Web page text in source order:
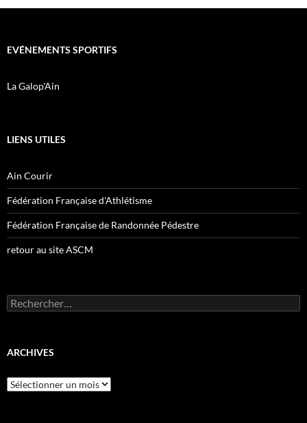
EVÉNEMENTS SPORTIFS
La Galop'Ain
LIENS UTILES
Ain Courir
Fédération Française d'Athlétisme
Fédération Française de Randonnée Pédestre
retour au site ASCM
Rechercher :
ARCHIVES
Archives